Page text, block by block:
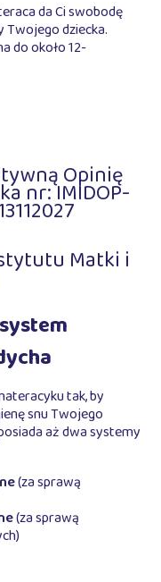
da Ci swobodę
dziecka.
do około 12-
Opinię
nr: IMIDOP-
tak, by
snu Twojego
aż dwa systemy
(za sprawą
(za sprawą